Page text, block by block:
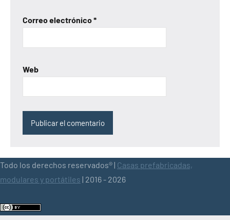
Correo electrónico*
Web
Todo los derechos reservados® | Casas prefabricadas,
modulares y portátiles | 2016 - 2026